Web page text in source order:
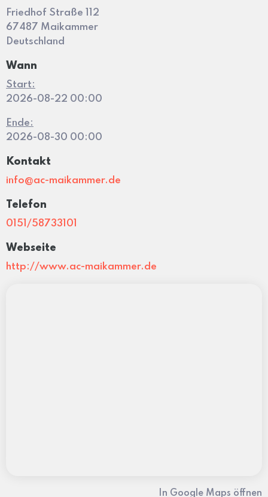
Friedhof Straße 112
67487 Maikammer
Deutschland
Wann
Start:
2026-08-22 00:00
Ende:
2026-08-30 00:00
Kontakt
info@ac-maikammer.de
Telefon
0151/58733101
Webseite
http://www.ac-maikammer.de
In Google Maps öffnen